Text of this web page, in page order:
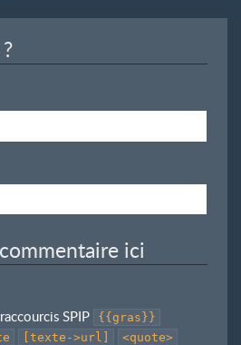
ici
SPIP
{{gras}}
[texte->url]
<quote>